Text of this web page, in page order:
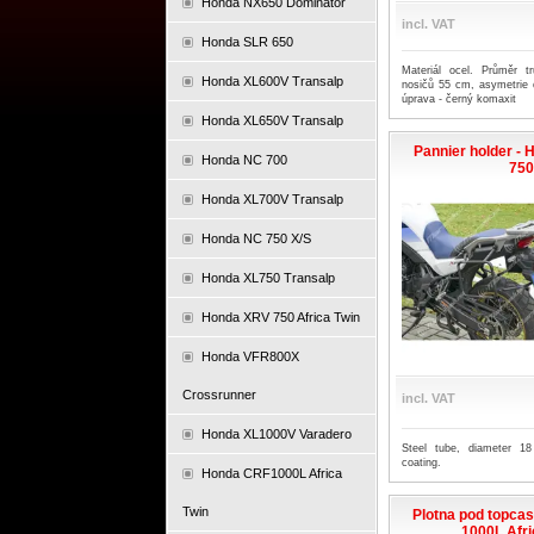
Honda SLR 650
Honda XL600V Transalp
Honda XL650V Transalp
Honda NC 700
Honda XL700V Transalp
Honda NC 750 X/S
Honda XL750 Transalp
Honda XRV 750 Africa Twin
Honda VFR800X
Crossrunner
Honda XL1000V Varadero
Honda CRF1000L Africa
Twin
incl. VAT
Materiál ocel. Průměr
nosičů 55 cm, asymetrie
úprava - černý komaxit
Pannier holder -
750
incl. VAT
Steel tube, diameter
coating.
Plotna pod